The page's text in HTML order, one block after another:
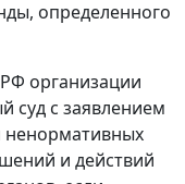
определенного
организации
суд с заявлением
ненормативных
и действий